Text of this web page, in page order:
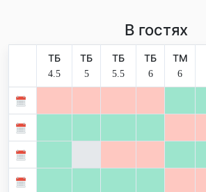
В гостях
ТБ
4.5
ТБ
5
ТБ
5.5
ТБ
6
ТМ
6